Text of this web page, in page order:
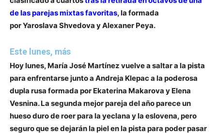
de las parejas mixtas favoritas, la formada
por Yaroslava Shvedova y Alexaner Peya.
Este lunes, más
Hoy lunes, María José Martínez vuelve a saltar a la pista
para enfrentarse junto a Andreja Klepaca la poderosa
dupla rusa formada por Ekaterina Makarova y Elena
Vesnina. La segunda mejor pareja del año parece un
hueso duro de roer para la yeclana y la eslovena, pero
seguro que se dejarán la piel en la pista para poder pasar